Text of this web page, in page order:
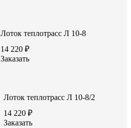
Лоток теплотрасс Л 10-8
14 220 ₽
Заказать
Лоток теплотрасс Л 10-8/2
14 220 ₽
Заказать